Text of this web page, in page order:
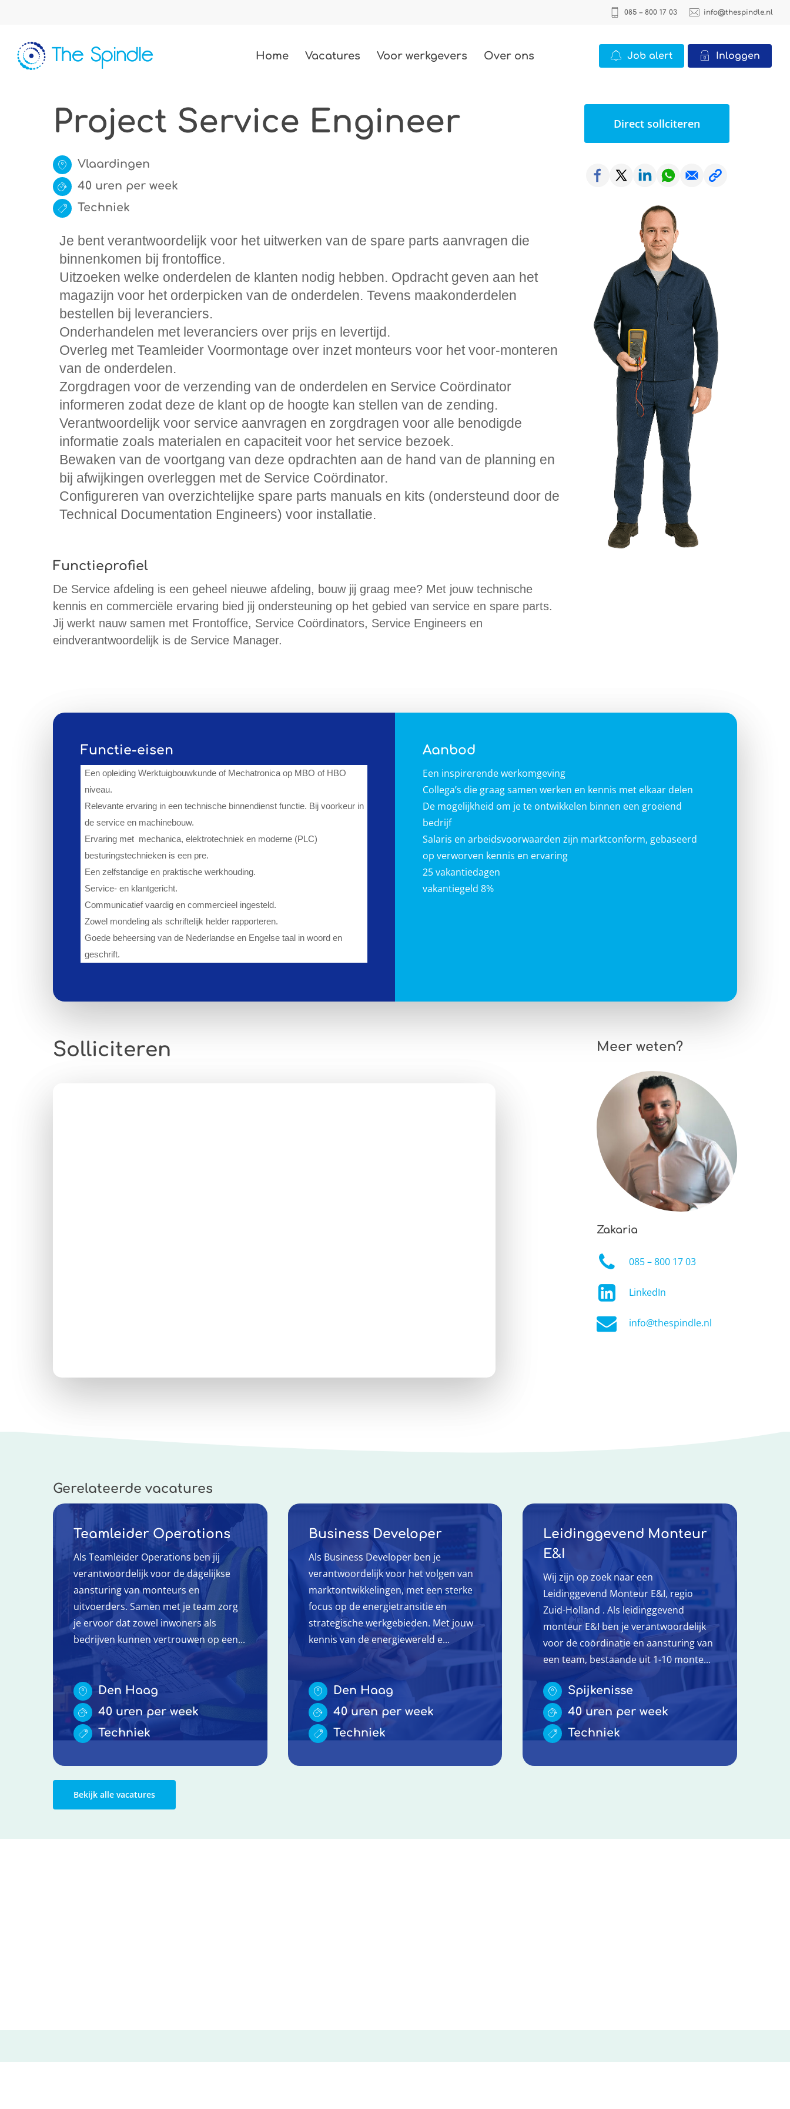
content
085 – 800 17 03 info@thespindle.nl
Home Vacatures
Techniek
487 vacatures
22 vacatures
Beauty
3 vacatures
Voor werkgevers Over ons Job alert Inloggen
Project Service Engineer
Vlaardingen
40 uren per week
Techniek
Je bent verantwoordelijk voor het uitwerken van de spare parts aanvragen die
binnenkomen bij frontoffice.
Uitzoeken welke onderdelen de klanten nodig hebben. Opdracht geven aan het
magazijn voor het orderpicken van de onderdelen. Tevens maakonderdelen
bestellen bij leveranciers.
Onderhandelen met leveranciers over prijs en levertijd.
Overleg met Teamleider Voormontage over inzet monteurs voor het voor-monteren
van de onderdelen.
Zorgdragen voor de verzending van de onderdelen en Service Coördinator
informeren zodat deze de klant op de hoogte kan stellen van de zending.
Verantwoordelijk voor service aanvragen en zorgdragen voor alle benodigde
informatie zoals materialen en capaciteit voor het service bezoek.
Bewaken van de voortgang van deze opdrachten aan de hand van de planning en
bij afwijkingen overleggen met de Service Coördinator.
Configureren van overzichtelijke spare parts manuals en kits (ondersteund door de
Technical Documentation Engineers) voor installatie.
Functieprofiel
De Service afdeling is een geheel nieuwe afdeling, bouw jij graag mee? Met jouw technische
kennis en commerciële ervaring bied jij ondersteuning op het gebied van service en spare parts.
Jij werkt nauw samen met Frontoffice, Service Coördinators, Service Engineers en
eindverantwoordelijk is de Service Manager.
Direct sollciteren
Functie-eisen
Een opleiding Werktuigbouwkunde of Mechatronica op MBO of HBO
niveau.
Relevante ervaring in een technische binnendienst functie. Bij voorkeur in
de service en machinebouw.
Ervaring met mechanica, elektrotechniek en moderne (PLC)
besturingstechnieken is een pre.
Een zelfstandige en praktische werkhouding.
Service- en klantgericht.
Communicatief vaardig en commercieel ingesteld.
Zowel mondeling als schriftelijk helder rapporteren.
Goede beheersing van de Nederlandse en Engelse taal in woord en
geschrift.
Aanbod
Een inspirerende werkomgeving
Collega’s die graag samen werken en kennis met elkaar delen
De mogelijkheid om je te ontwikkelen binnen een groeiend
bedrijf
Salaris en arbeidsvoorwaarden zijn marktconform, gebaseerd
op verworven kennis en ervaring
25 vakantiedagen
vakantiegeld 8%
Solliciteren Meer weten?
Zakaria
085 – 800 17 03
LinkedIn
info@thespindle.nl
Gerelateerde vacatures
Teamleider Operations
Als Teamleider Operations ben jij
verantwoordelijk voor de dagelijkse
aansturing van monteurs en
uitvoerders. Samen met je team zorg
je ervoor dat zowel inwoners als
bedrijven kunnen vertrouwen op een...
Den Haag
40 uren per week
Techniek
Business Developer
Als Business Developer ben je
verantwoordelijk voor het volgen van
marktontwikkelingen, met een sterke
focus op de energietransitie en
strategische werkgebieden. Met jouw
kennis van de energiewereld e...
Den Haag
40 uren per week
Techniek
Leidinggevend Monteur
E&I
Wij zijn op zoek naar een
Leidinggevend Monteur E&I, regio
Zuid-Holland . Als leidinggevend
monteur E&I ben je verantwoordelijk
voor de coördinatie en aansturing van
een team, bestaande uit 1-10 monte...
Spijkenisse
40 uren per week
Techniek
Bekijk alle vacatures